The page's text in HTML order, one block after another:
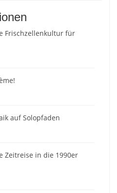
Frischzellenkultur für
auf Solopfaden
Zeitreise in die 1990er